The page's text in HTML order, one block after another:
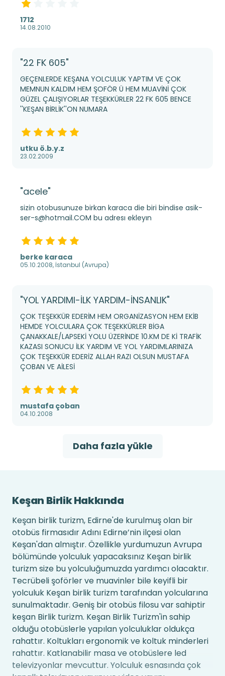
1712
14.08.2010
utku ö.b.y.z
23.02.2009
"22 FK 605"
GEÇENLERDE KEŞANA YOLCULUK YAPTIM VE ÇOK
MEMNUN KALDIM HEM ŞOFÖR Ü HEM MUAVİNİ ÇOK
GÜZEL ÇALIŞIYORLAR TEŞEKKÜRLER 22 FK 605 BENCE
''KEŞAN BİRLİK''ON NUMARA
berke karaca
05.10.2008, İstanbul (Avrupa)
"acele"
sizin otobusunuze birkan karaca die biri bindise asik-
ser-s@hotmail.COM bu adresı ekleyın
mustafa çoban
04.10.2008
"YOL YARDIMI-İLK YARDIM-İNSANLIK"
ÇOK TEŞEKKÜR EDERİM HEM ORGANİZASYON HEM EKİB
HEMDE YOLCULARA ÇOK TEŞEKKÜRLER BİGA
ÇANAKKALE/LAPSEKİ YOLU ÜZERİNDE 10.KM DE Kİ TRAFİK
KAZASI SONUCU İLK YARDIM VE YOL YARDIMLARINIZA
ÇOK TEŞEKKÜR EDERİZ ALLAH RAZI OLSUN MUSTAFA
ÇOBAN VE AİLESİ
Daha fazla yükle
Keşan Birlik Hakkında
Keşan birlik turizm, Edirne'de kurulmuş olan bir
otobüs firmasıdır Adını Edirne’nin ilçesi olan
Keşan'dan almıştır. Özellikle yurdumuzun Avrupa
bölümünde yolculuk yapacaksınız Keşan birlik
turizm size bu yolculuğumuzda yardımcı olacaktır.
Tecrübeli şoförler ve muavinler bile keyifli bir
yolculuk Keşan birlik turizm tarafından yolcularına
sunulmaktadır. Geniş bir otobüs filosu var sahiptir
keşan Birlik turizm. Keşan Birlik Turizm'in sahip
olduğu otobüslerle yapılan yolculuklar oldukça
rahattır. Koltukları ergonomik ve koltuk minderleri
rahattır. Katlanabilir masa ve otobüslere led
televizyonlar mevcuttur. Yolculuk esnasında çok